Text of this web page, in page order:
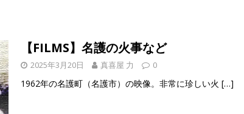
【FILMS】名護の火事など
2025年3月20日 真喜屋 力 0
1962年の名護町（名護市）の映像。非常に珍しい火 […]